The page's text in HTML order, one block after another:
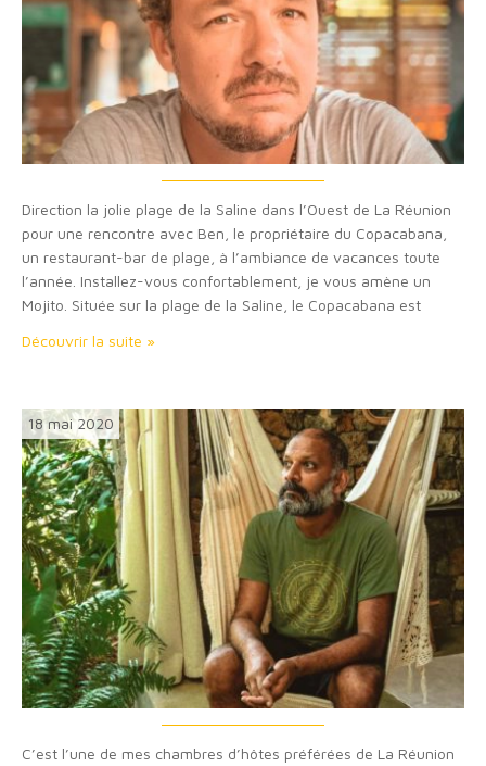
Direction la jolie plage de la Saline dans l’Ouest de La Réunion
pour une rencontre avec Ben, le propriétaire du Copacabana,
un restaurant-bar de plage, à l’ambiance de vacances toute
l’année. Installez-vous confortablement, je vous amène un
Mojito. Située sur la plage de la Saline, le Copacabana est
entre amis…
Découvrir la suite »
18 mai 2020
C’est l’une de mes chambres d’hôtes préférées de La Réunion